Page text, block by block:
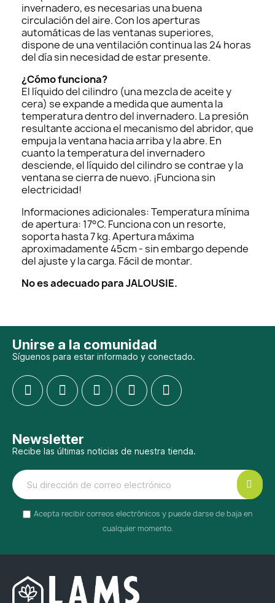
invernadero, es necesarias una buena
circulación del aire. Con los aperturas
automáticas de las ventanas superiores,
dispone de una ventilación continua las 24 horas
del día sin necesidad de estar presente.
¿Cómo funciona?
El líquido del cilindro (una mezcla de aceite y
cera) se expande a medida que aumenta la
temperatura dentro del invernadero. La presión
resultante acciona el mecanismo del abridor, que
empuja la ventana hacia arriba y la abre. En
cuanto la temperatura del invernadero
desciende, el líquido del cilindro se contrae y la
ventana se cierra de nuevo. ¡Funciona sin
electricidad!
Informaciones adicionales: Temperatura mínima
de apertura: 17°C. Funciona con un resorte,
soporta hasta 7 kg. Apertura máxima
aproximadamente 45cm - sin embargo depende
del ajuste y la carga. Fácil de montar.
No es adecuado para JALOUSIE.
Unirse a la comunidad
Síguenos para estar informado y conectado.
Newsletter
Recibe las últimas noticias de nuestra tienda.
Acepta recibir correos electrónicos y puede darse de baja en
cualquier momento.